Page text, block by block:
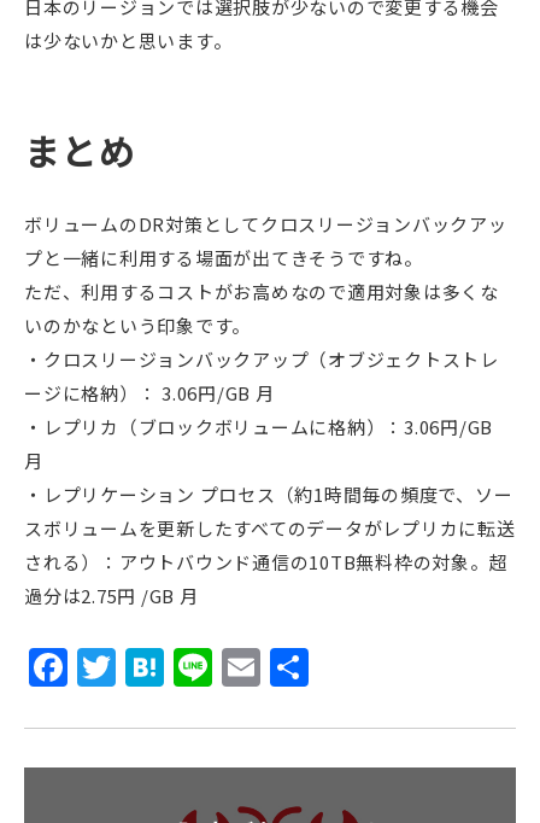
日本のリージョンでは選択肢が少ないので変更する機会
は少ないかと思います。
まとめ
ボリュームのDR対策としてクロスリージョンバックアッ
プと一緒に利用する場面が出てきそうですね。
ただ、利用するコストがお高めなので適用対象は多くな
いのかなという印象です。
・クロスリージョンバックアップ（オブジェクトストレ
ージに格納）： 3.06円/GB 月
・レプリカ（ブロックボリュームに格納）：3.06円/GB
月
・レプリケーション プロセス（約1時間毎の頻度で、ソー
スボリュームを更新したすべてのデータがレプリカに転送
される）：アウトバウンド通信の10TB無料枠の対象。超
過分は2.75円 /GB 月
Facebook
Twitter
Hatena
LineEmail